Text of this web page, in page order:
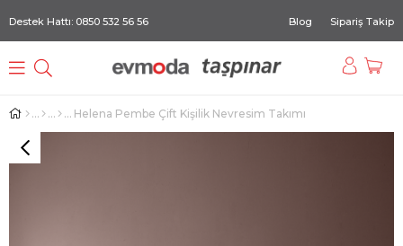
Destek Hattı: 0850 532 56 56 Blog Sipariş Takip
Helena Pembe Çift Kişilik Nevresim Takımı